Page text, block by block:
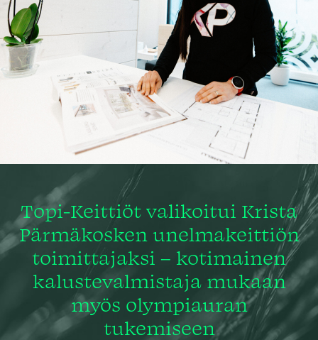
Topi-Keittiöt valikoitui Krista
Pärmäkosken unelmakeittiön
toimittajaksi – kotimainen
kalustevalmistaja mukaan
myös olympiauran
tukemiseen